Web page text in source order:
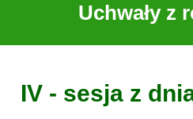
Uchwały z
IV - sesja z